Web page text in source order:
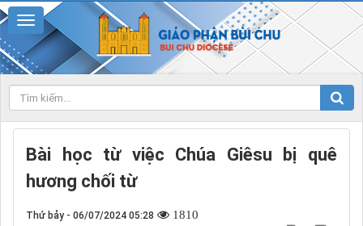
Bài học từ việc Chúa Giêsu bị quê
hương chối từ
Thứ bảy - 06/07/2024 05:28 1810